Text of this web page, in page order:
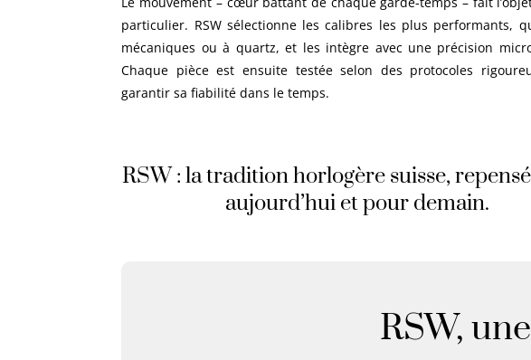
particulier. RSW sélectionne les calibres les plus performants,
mécaniques ou à quartz, et les intègre avec une précision
Chaque pièce est ensuite testée selon des protocoles
garantir sa fiabilité dans le temps.
RSW : la tradition horlogère suisse,
aujourd’hui et pour demain.
RSW,